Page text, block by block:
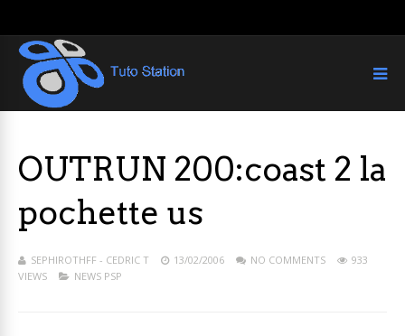
OUTRUN 200:coast 2 la
pochette us
SEPHIROTHFF - CEDRIC T 13/02/2006 NO COMMENTS
933
VIEWS
NEWS PSP